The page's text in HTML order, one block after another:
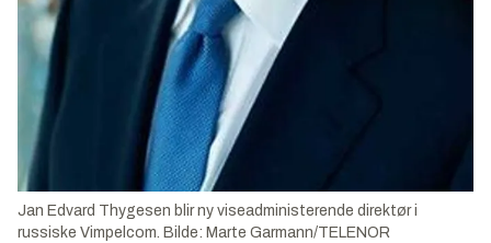
Jan Edvard Thygesen blir ny viseadministerende direktør i
russiske Vimpelcom. Bilde: Marte Garmann/TELENOR